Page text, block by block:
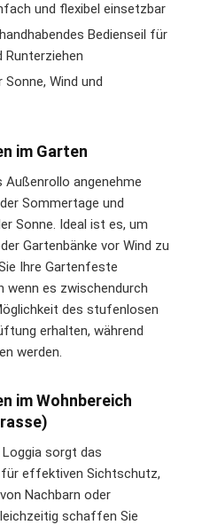
und flexibel einsetzbar
Bedienseil für
Wind und
im Garten
angenehme
Sommertage und
Sonne. Ideal ist es, um
Gartenbänke vor Wind zu
Ihre Gartenfeste
wenn es zwischendurch
des stufenlosen
erhalten, während
werden.
im Wohnbereich
sorgt das
effektiven Sichtschutz,
Nachbarn oder
schaffen Sie